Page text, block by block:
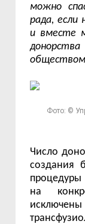
можно
рада, если
и вместе
Фото: ©
Число
создания
на